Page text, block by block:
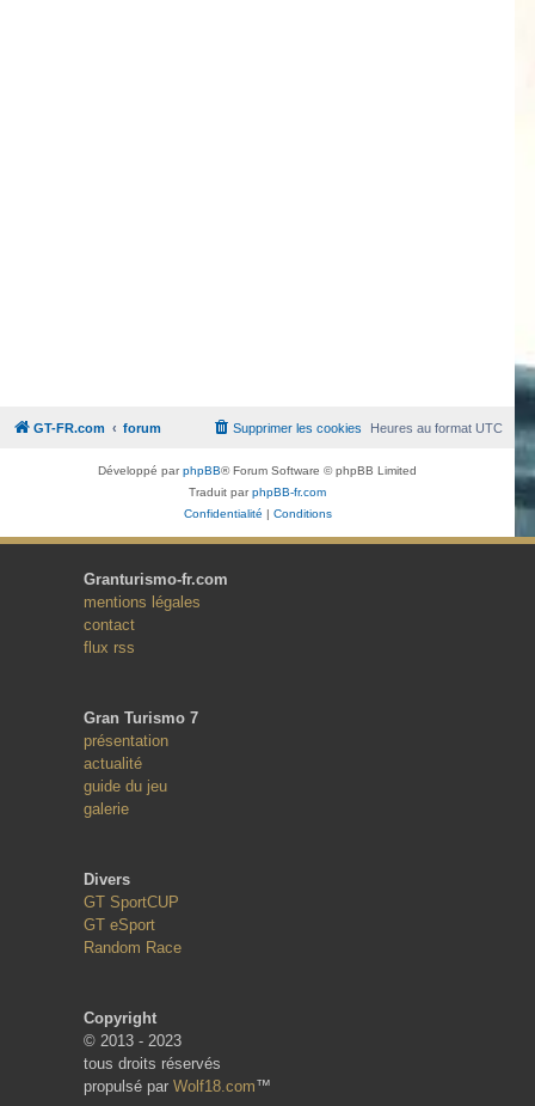
GT-FR.com forum Heures au formatUTC
Supprimer les cookies
Développé parphpBB® Forum Software © phpBB Limited
Traduit parphpBB-fr.com
Confidentialité | Conditions
Granturismo-fr.com
mentions légales
contact
flux rss
Gran Turismo 7
présentation
actualité
guide du jeu
galerie
Divers
GT SportCUP
GT eSport
Random Race
Copyright
© 2013 - 2023
tous droits réservés
propulsé par Wolf18.com™